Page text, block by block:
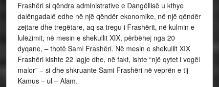
Frashëri si qëndra administrative e Dangëllisë u kthye
dalëngadalë edhe në një qëndër ekonomike, në një qëndër
zejtare dhe tregëtare, aq sa tregu i Frashërit, në kulmin e
lulëzimit, në mesin e shekullit XIX, përbëhej nga 20
dyqane, – thotë Sami Frashëri. Në mesin e shekullit XIX
Frashëri kishte 22 lagje dhe, në fakt, ishte “një qytet i vogël
malor” – si dhe shkruante Sami Frashëri në veprën e tij
Kamus – ul – Alam.